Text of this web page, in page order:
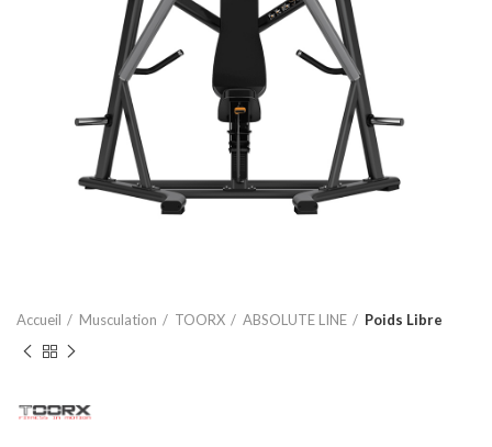
Accueil Musculation TOORX ABSOLUTE LINE Poids Libre